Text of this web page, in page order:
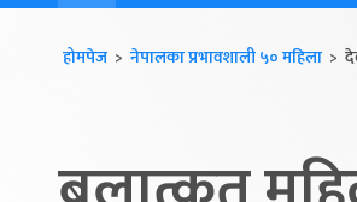
होमपेज > नेपालका प्रभावशाली ५० महिला >